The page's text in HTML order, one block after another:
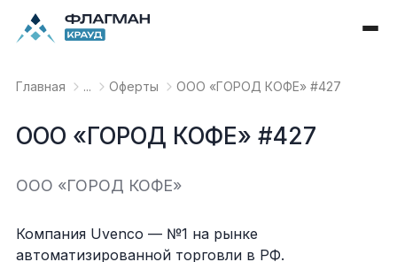
Главная ... Оферты OOO «ГОРОД КОФЕ» #427
OOO «ГОРОД КОФЕ» #427
OOO «ГОРОД КОФЕ»
Компания Uvenco — №1 на рынке
автоматизированной торговли в РФ.